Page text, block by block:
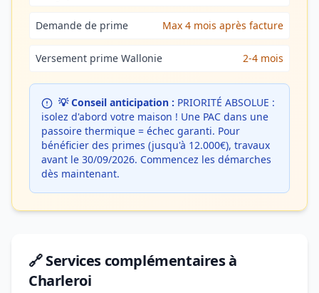
Demande de prime Max 4 mois après facture
Versement prime Wallonie 2-4 mois
💡 Conseil anticipation : PRIORITÉ ABSOLUE :
isolez d'abord votre maison ! Une PAC dans une
passoire thermique = échec garanti. Pour
bénéficier des primes (jusqu'à 12.000€), travaux
avant le 30/09/2026. Commencez les démarches
dès maintenant.
🔗 Services complémentaires à
Charleroi